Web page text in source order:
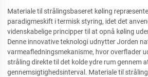
Materiale til strålingsbaseret køling
paradigmeskift i termisk styring, idet det
videnskabelige principper til at opnå køling
Denne innovative teknologi udnytter Jorden
varmeafledningsmekanisme, hvor overflader
stråling direkte til det kolde ydre rum gennem
gennemsigtighedsinterval. Materiale til